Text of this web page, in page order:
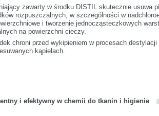
zawarty w środku DISTIL skutecznie usuwa
rozpuszczalnych, w szczególności w
i tworzenie jednocząsteczkowych
na powierzchni cieczy.
chroni przed wykipieniem w procesach
kąpielach.
i efektywny w chemii do tkanin i higienie